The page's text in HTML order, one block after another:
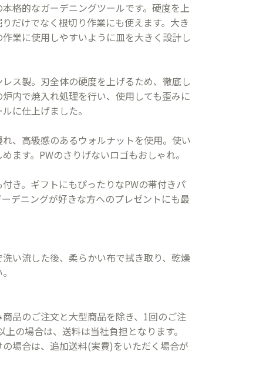
格的なガーデニングツールです。硬度を上
だけでなく根切り作業にも使えます。大き
業に使用しやすいように皿を大きく設計し
ス製。刃全体の硬度を上げるため、徹底し
内で焼入れ処理を行い、使用しても歪みに
に仕上げました。
、高級感のあるウォルナットを使用。使い
ます。PWのさりげないロゴもおしゃれ。
き。ギフトにもぴったりなPWの帯付きパ
デニングが好きな方へのプレゼントにも最
い流した後、柔らかい布で拭き取り、乾燥
品のご注文と大型商品を除き、1回のご注
の場合は、送料は当社負担となります。
場合は、追加送料(実費)をいただく場合が